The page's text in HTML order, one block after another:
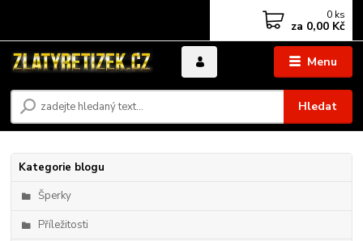
Menu
Hledat
0 ks
za 0,00 Kč
Kategorie blogu
Šperky
Příležitosti